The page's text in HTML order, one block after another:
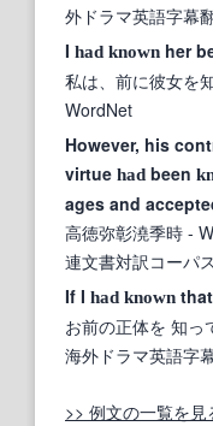
外ドラマ英語字幕
I had known her
私は、前に彼女を
WordNet
However, his
virtue had been
ages and
高徳弥彰澆季時 -
連文書対訳コーパス
If I had known
お前の正体を 知っ
海外ドラマ英語字
>> 例文の一覧を見